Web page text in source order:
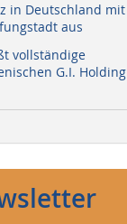
in Deutschland mit
aus
vollständige
G.I. Holding